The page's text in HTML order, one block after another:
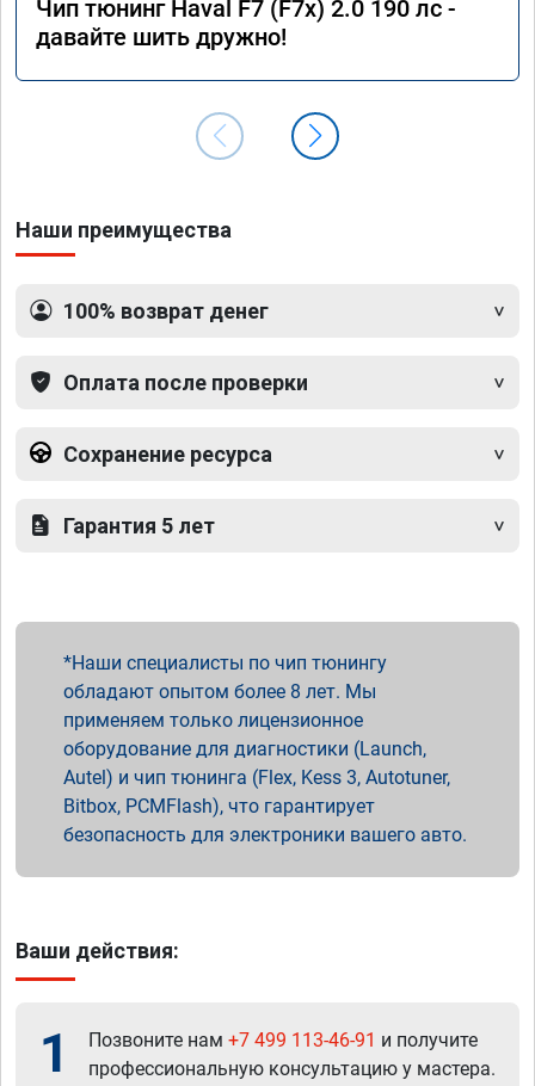
Чип тюнинг Haval F7 (F7x) 2.0 190 лс -
давайте шить дружно!
Наши преимущества
100% возврат денег
Оплата после проверки
Сохранение ресурса
Гарантия 5 лет
Наши специалисты по чип тюнингу
обладают опытом более 8 лет. Мы
применяем только лицензионное
оборудование для диагностики (Launch,
Autel) и чип тюнинга (Flex, Kess 3, Autotuner,
Bitbox, PCMFlash), что гарантирует
безопасность для электроники вашего авто.
Ваши действия:
1 Позвоните нам +7 499 113-46-91 и получите
профессиональную консультацию у мастера.